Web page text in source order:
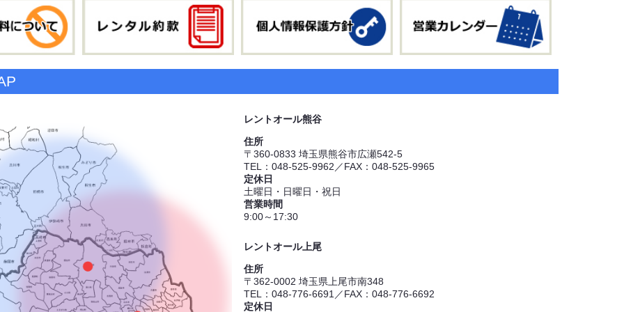
レントオール熊谷
住所
〒360-0833 埼玉県熊谷市広瀬542-5
TEL：048-525-9962／FAX：048-525-9965
定休日
土曜日・日曜日・祝日
営業時間
9:00～17:30
レントオール上尾
住所
〒362-0002 埼玉県上尾市南348
TEL：048-776-6691／FAX：048-776-6692
定休日